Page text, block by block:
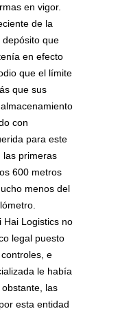
en vigor.
de la
depósito que
en efecto
que el límite
que sus
con
para este
las primeras
600 metros
menos del
Hai Logistics no
legal puesto
e
le había
las
esta entidad